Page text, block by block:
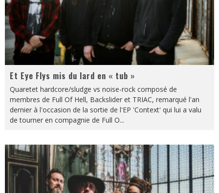
Et Eye Flys mis du lard en « tub »
Quaretet hardcore/sludge vs noise-rock composé de
membres de Full Of Hell, Backslider et TRIAC, remarqué l'an
dernier à l'occasion de la sortie de l'EP 'Context' qui lui a valu
de tourner en compagnie de Full O...